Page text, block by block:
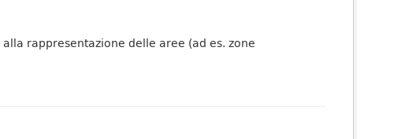
rappresentazione delle aree (ad es. zone